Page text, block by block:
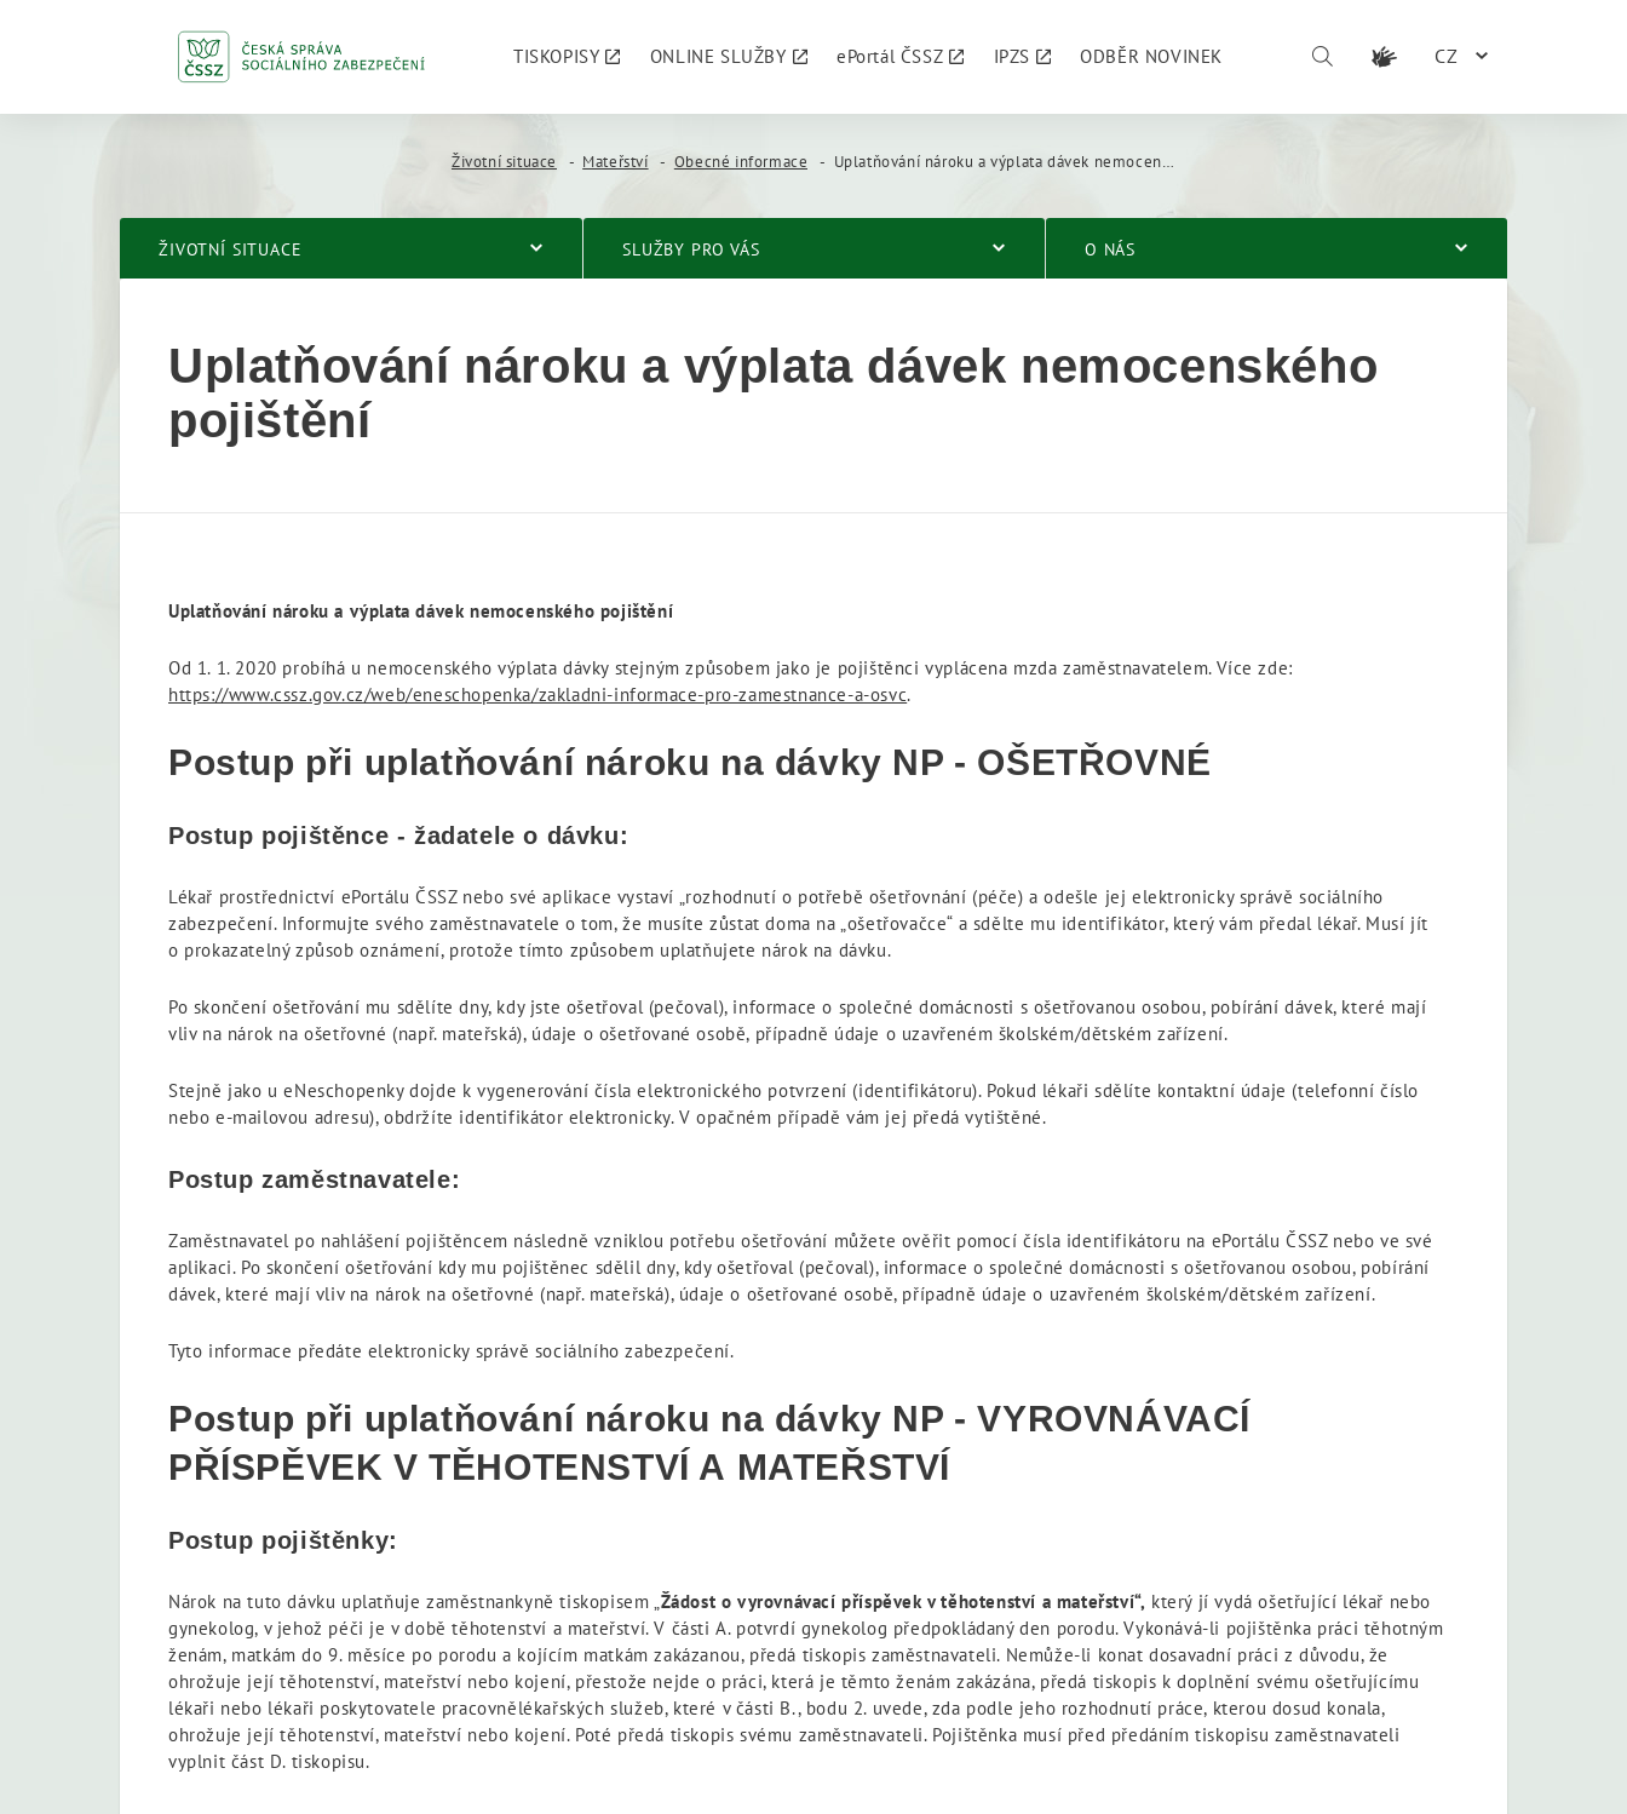
TISKOPISY ONLINE SLUŽBY ePortál ČSSZ IPZS ODBĚR NOVINEK CZ
Životní situace Mateřství Obecné informace Uplatňování nároku a výplata dávek nemocenského pojištění
ŽIVOTNÍ SITUACE SLUŽBY PRO VÁS O NÁS
Uplatňování nároku a výplata dávek nemocenského
pojištění
Uplatňování nároku a výplata dávek nemocenského pojištění
Od 1. 1. 2020 probíhá u nemocenského výplata dávky stejným způsobem jako je pojištěnci vyplácena mzda zaměstnavatelem. Více zde:
https://www.cssz.gov.cz/web/eneschopenka/zakladni-informace-pro-zamestnance-a-osvc.
Postup při uplatňování nároku na dávky NP - OŠETŘOVNÉ
Postup pojištěnce - žadatele o dávku:
Lékař prostřednictví ePortálu ČSSZ nebo své aplikace vystaví „rozhodnutí o potřebě ošetřovnání (péče) a odešle jej elektronicky správě sociálního
zabezpečení. Informujte svého zaměstnavatele o tom, že musíte zůstat doma na „ošetřovačce“ a sdělte mu identifikátor, který vám předal lékař. Musí jít
o prokazatelný způsob oznámení, protože tímto způsobem uplatňujete nárok na dávku.
Po skončení ošetřování mu sdělíte dny, kdy jste ošetřoval (pečoval), informace o společné domácnosti s ošetřovanou osobou, pobírání dávek, které mají
vliv na nárok na ošetřovné (např. mateřská), údaje o ošetřované osobě, případně údaje o uzavřeném školském/dětském zařízení.
Stejně jako u eNeschopenky dojde k vygenerování čísla elektronického potvrzení (identifikátoru). Pokud lékaři sdělíte kontaktní údaje (telefonní číslo
nebo e-mailovou adresu), obdržíte identifikátor elektronicky. V opačném případě vám jej předá vytištěné.
Postup zaměstnavatele:
Zaměstnavatel po nahlášení pojištěncem následně vzniklou potřebu ošetřování můžete ověřit pomocí čísla identifikátoru na ePortálu ČSSZ nebo ve své
aplikaci. Po skončení ošetřování kdy mu pojištěnec sdělil dny, kdy ošetřoval (pečoval), informace o společné domácnosti s ošetřovanou osobou, pobírání
dávek, které mají vliv na nárok na ošetřovné (např. mateřská), údaje o ošetřované osobě, případně údaje o uzavřeném školském/dětském zařízení.
Tyto informace předáte elektronicky správě sociálního zabezpečení.
Postup při uplatňování nároku na dávky NP - VYROVNÁVACÍ
PŘÍSPĚVEK V TĚHOTENSTVÍ A MATEŘSTVÍ
Postup pojištěnky:
Nárok na tuto dávku uplatňuje zaměstnankyně tiskopisem „Žádost o vyrovnávací příspěvek v těhotenství a mateřství“, který jí vydá ošetřující lékař nebo
gynekolog, v jehož péči je v době těhotenství a mateřství. V části A. potvrdí gynekolog předpokládaný den porodu. Vykonává-li pojištěnka práci těhotným
ženám, matkám do 9. měsíce po porodu a kojícím matkám zakázanou, předá tiskopis zaměstnavateli. Nemůže-li konat dosavadní práci z důvodu, že
ohrožuje její těhotenství, mateřství nebo kojení, přestože nejde o práci, která je těmto ženám zakázána, předá tiskopis k doplnění svému ošetřujícímu
lékaři nebo lékaři poskytovatele pracovnělékařských služeb, které v části B., bodu 2. uvede, zda podle jeho rozhodnutí práce, kterou dosud konala,
ohrožuje její těhotenství, mateřství nebo kojení. Poté předá tiskopis svému zaměstnavateli. Pojištěnka musí před předáním tiskopisu zaměstnavateli
vyplnit část D. tiskopisu.